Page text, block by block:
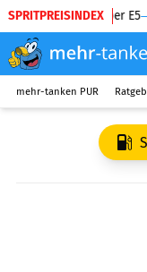
SPRITPREISINDEX
Diesel Super E5
mehr-tanken PUR